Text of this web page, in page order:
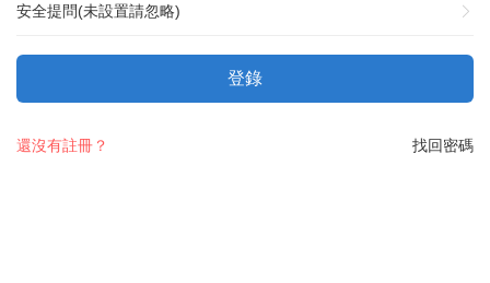
安全提問(未設置請忽略)
登錄
找回密碼
還沒有註冊？